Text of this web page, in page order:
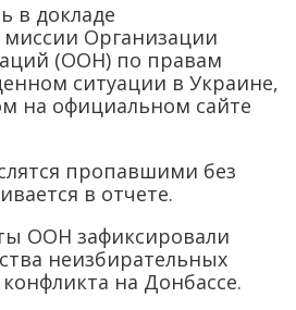
в докладе
Организации
(ООН) по правам
ситуации в Украине,
на официальном сайте
пропавшими без
в отчете.
ООН зафиксировали
неизбирательных
на Донбассе.